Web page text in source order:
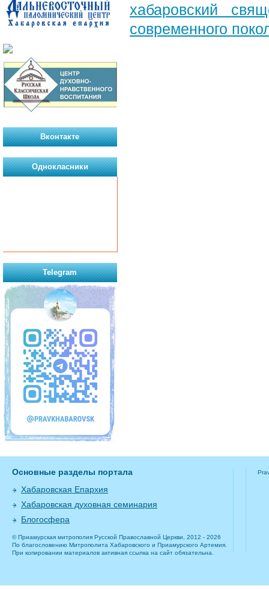
хабаровский
современного
Вконтакте
Однокласники
Telegram
Основные разделы портала
Хабаровская Епархия
Хабаровская духовная семинария
Блогосфера
© Приамурская митрополия Русской Православной Церкви, 2012 - 2026
По благословению Митрополита Хабаровского и Приамурского Артемия.
При копировании материалов активная ссылка на сайт обязательна.